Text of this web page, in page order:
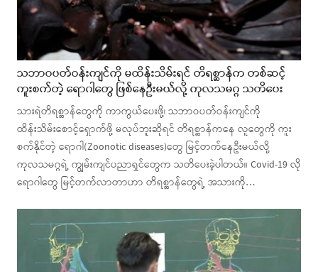
သဘာဝပတ်ဝန်းကျင်ကို မထိန်းသိမ်းရင် တိရစ္ဆာန်က တစ်ဆင့်
ကူးစက်တဲ့ ရောဂါတွေ ဖြစ်နေဦးမယ်လို့ ကုလသမဂ္ဂ သတိပေး
သားရဲတိရစ္ဆာန်တွေကို ကာကွယ်ပေးဖို့၊ သဘာဝပတ်ဝန်းကျင်ကို
ထိန်းသိမ်းစောင့်ရှောက်ဖို့ မလုပ်ဘူးဆိုရင် တိရစ္ဆာန်ကနေ လူတွေကို ကူး
စက်နိုင်တဲ့ ရောဂါ(Zoonotic diseases)တွေ မြင့်တက်နေဦးမယ်လို့
ကုလသမဂ္ဂရဲ့ ကျွမ်းကျင်ပညာရှင်တွေက သတိပေးခဲ့ပါတယ်။ Covid-19 လို
ရောဂါတွေ မြင့်တက်လာတာဟာ တိရစ္ဆာန်တွေရဲ့ အသားကို…